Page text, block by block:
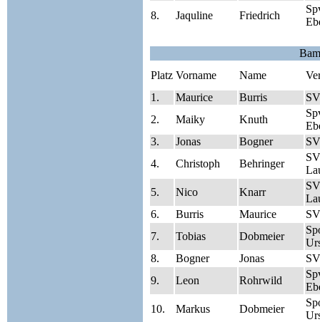
8.
Jaquline Friedrich
Platz Vorname Name
1.
Maurice Burris
2.
Maiky Knuth
3.
Jonas Bogner
4.
Christoph Behringer
5.
Nico Knarr
6.
Burris Maurice
7.
Tobias Dobmeier
8.
Bogner Jonas
9.
Leon Rohrwild
10.
Markus Dobmeier